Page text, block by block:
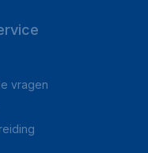
vragen